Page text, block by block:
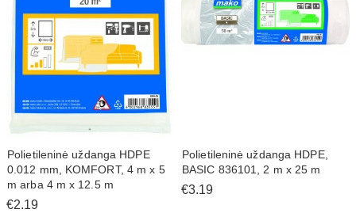
Polietileninė uždanga HDPE
0.012 mm, KOMFORT, 4 m x 5
m arba 4 m x 12.5 m
€2.19
Polietileninė uždanga HDPE,
BASIC 836101, 2 m x 25 m
€3.19